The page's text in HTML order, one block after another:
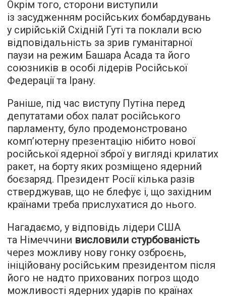
Окрім того, сторони виступили
із засудженням російських бомбардувань
у сирійській Східній Гуті та поклали всю
відповідальність за зрив гуманітарної
паузи на режим Башара Асада та його
союзників в особі лідерів Російської
Федерації та Ірану.
Раніше, під час виступу Путіна перед
депутатами обох палат російського
парламенту, було продемонстровано
комп’ютерну презентацію нібито нової
російської ядерної зброї у вигляді крилатих
ракет, на борту яких розміщено ядерний
боєзаряд. Президент Росії кілька разів
стверджував, що не блефує і, що західним
країнами треба прислухатися до нього.
Нагадаємо, у відповідь лідери США
та Німеччини висловили стурбованість
через можливу нову гонку озброєнь,
ініційовану російським президентом після
його не надто прихованих погроз щодо
можливості ядерних ударів по країнах